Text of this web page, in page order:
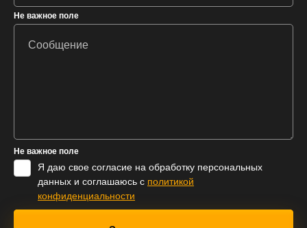
Не важное поле
Не важное поле
Я даю свое согласие на обработку персональных
данных и соглашаюсь с политикой
конфиденциальности